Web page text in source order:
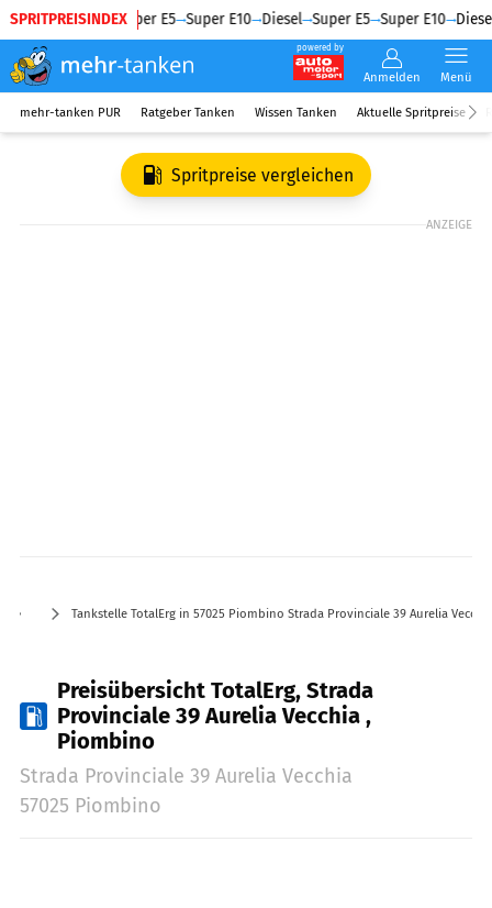
SPRITPREISINDEX
Diesel Super E5 Super E10 Diesel Super E5 Super E10 Diesel
powered by
Anmelden Menü
mehr-tanken PUR Ratgeber Tanken Wissen Tanken Aktuelle Spritpreise
Spritpreise vergleichen
ANZEIGE
Tankstelle TotalErg in 57025 Piombino Strada Provinciale 39 Aurelia Vecchia
Preisübersicht TotalErg, Strada
Provinciale 39 Aurelia Vecchia ,
Piombino
Strada Provinciale 39 Aurelia Vecchia
57025 Piombino